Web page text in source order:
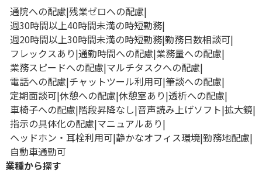
通院への配慮 残業ゼロへの配慮
週30時間以上40時間未満の時短勤務
週20時間以上30時間未満の時短勤務 勤務日数相談可
フレックスあり 通勤時間への配慮 業務量への配慮
業務スピードへの配慮 マルチタスクへの配慮
電話への配慮 チャットツール利用可 筆談への配慮
定期面談可 休憩への配慮 休憩室あり 透析への配慮
車椅子への配慮 階段昇降なし 音声読み上げソフト 拡大鏡
指示の具体化の配慮 マニュアルあり
ヘッドホン・耳栓利用可 静かなオフィス環境 勤務地配慮
自動車通勤可
業種から探す